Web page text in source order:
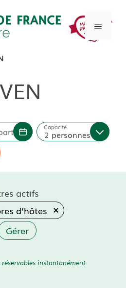
Menu
2 personnes
Capacité
actifs
d’hôtes
Gérer
instantanément